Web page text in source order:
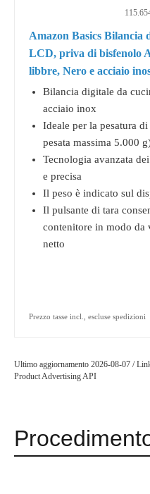
Amazon Basics Bilancia
LCD, priva di bisfenolo
libbre, Nero e acciaio
Bilancia digitale da
acciaio inox
Ideale per la pesatura
pesata massima 5.000
Tecnologia avanzata
e precisa
Il peso è indicato sul
Il pulsante di tara
contenitore in modo da
netto
Prezzo tasse incl., escluse spedizioni
Ultimo aggiornamento 2026-08-07 /
Product Advertising API